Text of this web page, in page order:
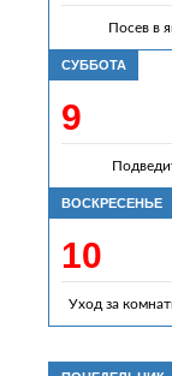
Посев в
СУББОТА
9
ВОСКРЕСЕНЬЕ
10
Уход за